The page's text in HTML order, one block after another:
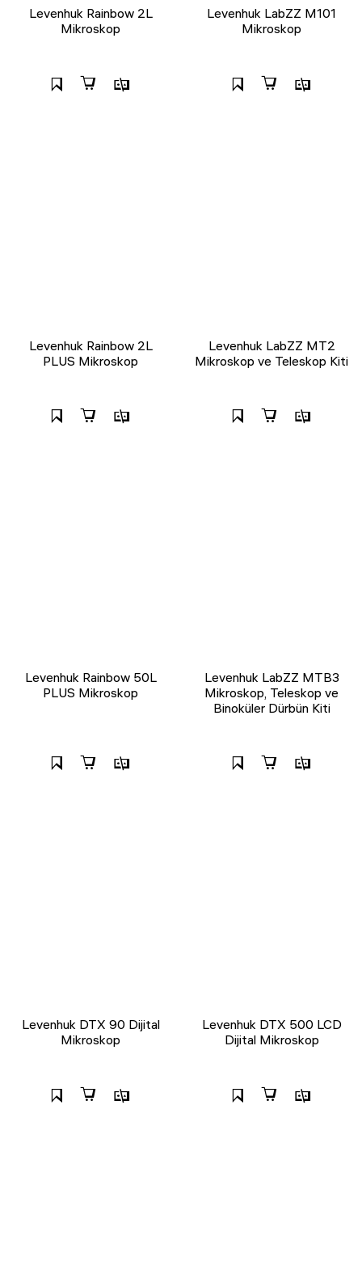
Levenhuk Rainbow 2L
Mikroskop
Levenhuk LabZZ M101
Mikroskop
Levenhuk Rainbow 2L
PLUS Mikroskop
Levenhuk LabZZ MT2
Mikroskop ve Teleskop Kiti
Levenhuk Rainbow 50L
PLUS Mikroskop
Levenhuk LabZZ MTB3
Mikroskop, Teleskop ve
Binoküler Dürbün Kiti
Levenhuk DTX 90 Dijital
Mikroskop
Levenhuk DTX 500 LCD
Dijital Mikroskop